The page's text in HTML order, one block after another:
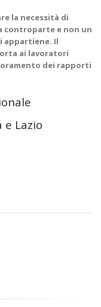
la necessità di
controparte e non un
appartiene. Il
ai lavoratori
dei rapporti
e Lazio